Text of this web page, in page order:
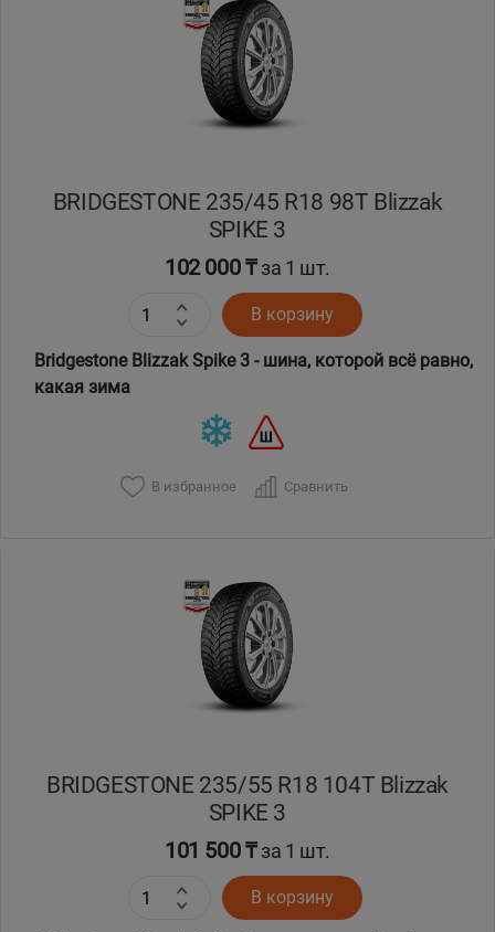
BRIDGESTONE 235/45 R18 98T Blizzak
SPIKE 3
102 000 ₸за 1 шт.
В корзину
Bridgestone Blizzak Spike 3 - шина, которой всё равно,
какая зима
В избранное Сравнить
BRIDGESTONE 235/55 R18 104T Blizzak
SPIKE 3
101 500 ₸за 1 шт.
В корзину